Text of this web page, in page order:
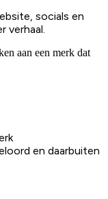
socials en
verhaal.
aan een merk dat
en daarbuiten